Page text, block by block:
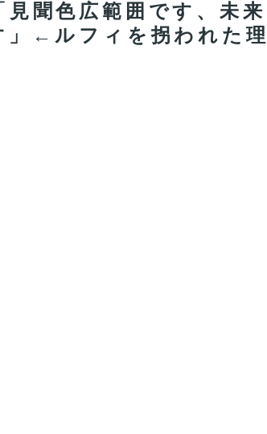
聞色広範囲です、未来
」←ルフィを拐われた理